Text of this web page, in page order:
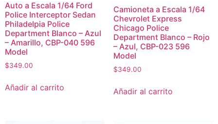
Auto a Escala 1/64 Ford
Police Interceptor Sedan
Philadelpia Police
Department Blanco – Azul
– Amarillo, CBP-040 596
Model
$349.00
Añadir al carrito
Camioneta a Escala 1/64
Chevrolet Express
Chicago Police
Department Blanco – Rojo
– Azul, CBP-023 596
Model
$349.00
Añadir al carrito